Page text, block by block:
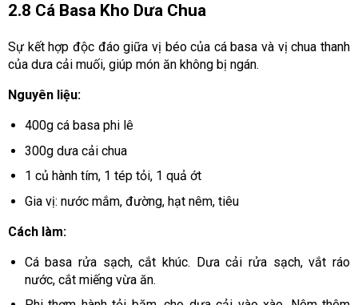
2.8 Cá Basa Kho Dưa Chua
Sự kết hợp độc đáo giữa vị béo của cá basa và vị chua thanh
của dưa cải muối, giúp món ăn không bị ngán.
Nguyên liệu:
400g cá basa phi lê
300g dưa cải chua
1 củ hành tím, 1 tép tỏi, 1 quả ớt
Gia vị: nước mắm, đường, hạt nêm, tiêu
Cách làm:
Cá basa rửa sạch, cắt khúc. Dưa cải rửa sạch, vắt ráo
nước, cắt miếng vừa ăn.